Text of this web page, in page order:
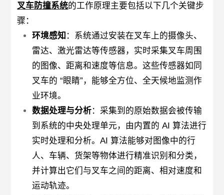
叉车防撞系统的工作原理主要包括以下几个关键步
骤：
环境感知 ：系统通过安装在叉车上的摄像头、
雷达、激光雷达等传感器，实时采集叉车周围
的图像、距离和速度等信息。这些传感器如同
叉车的 “眼睛”，能够全方位、全天候地监测作
业环境。
数据处理与分析：采集到的原始数据会被传输
到系统的中央处理单元，由内置的 AI 算法进行
实时处理和分析。AI 算法能够对图像中的行
人、车辆、货架等物体进行精准识别和分类，
并计算出它们与叉车之间的距离、相对速度和
运动轨迹。